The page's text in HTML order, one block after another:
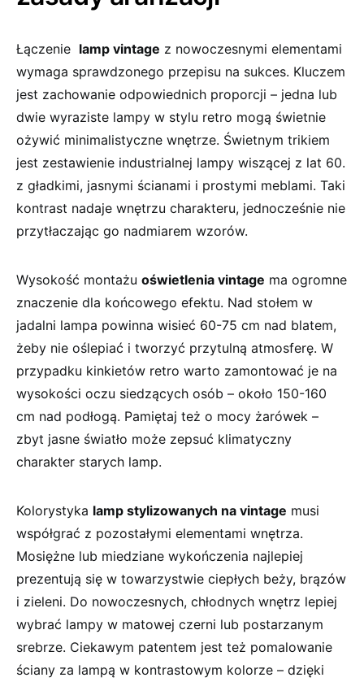
Łączenie ⁤ lamp vintage z nowoczesnymi elementami
wymaga‍ sprawdzonego przepisu na sukces. Kluczem
jest zachowanie odpowiednich proporcji​ – jedna lub⁢
dwie wyraziste ⁣lampy w stylu retro⁢ mogą​ świetnie
‌ożywić minimalistyczne wnętrze. ⁣Świetnym trikiem
jest zestawienie industrialnej lampy wiszącej z lat 60.
z ⁢gładkimi, jasnymi ścianami i ​prostymi meblami.​ Taki‌
kontrast​ nadaje wnętrzu​ charakteru, jednocześnie nie
przytłaczając go nadmiarem wzorów.
Wysokość montażu‌ oświetlenia‌ vintage ma ogromne
znaczenie dla końcowego efektu. Nad ​stołem w
jadalni lampa powinna wisieć 60-75 cm nad blatem,
żeby nie oślepiać i tworzyć​ przytulną atmosferę. W
przypadku kinkietów retro warto zamontować je na
wysokości oczu siedzących osób – około 150-160
‍cm nad podłogą. Pamiętaj⁤ też ‍o mocy żarówek –
zbyt jasne światło może zepsuć​ klimatyczny
charakter starych lamp.
Kolorystyka lamp stylizowanych na vintage musi
współgrać‍ z pozostałymi elementami wnętrza.
Mosiężne lub miedziane wykończenia najlepiej
prezentują się w​ towarzystwie ciepłych beży, brązów
i zieleni. Do nowoczesnych, chłodnych wnętrz⁣ lepiej
wybrać lampy w matowej czerni ⁢lub postarzanym
srebrze. Ciekawym patentem jest też pomalowanie
ściany za ⁢lampą w kontrastowym ‌kolorze‍ – dzięki